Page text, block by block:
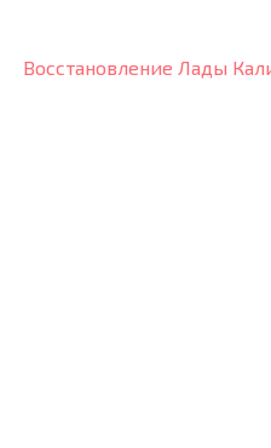
Восстановление Лады